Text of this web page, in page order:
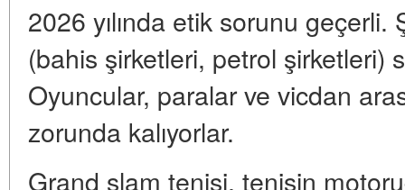
2026 yılında etik sorunu
(bahis şirketleri, petrol şirketleri)
Oyuncular, paralar ve vicdan
zorunda kalıyorlar.
Grand slam tenisi, tenisin